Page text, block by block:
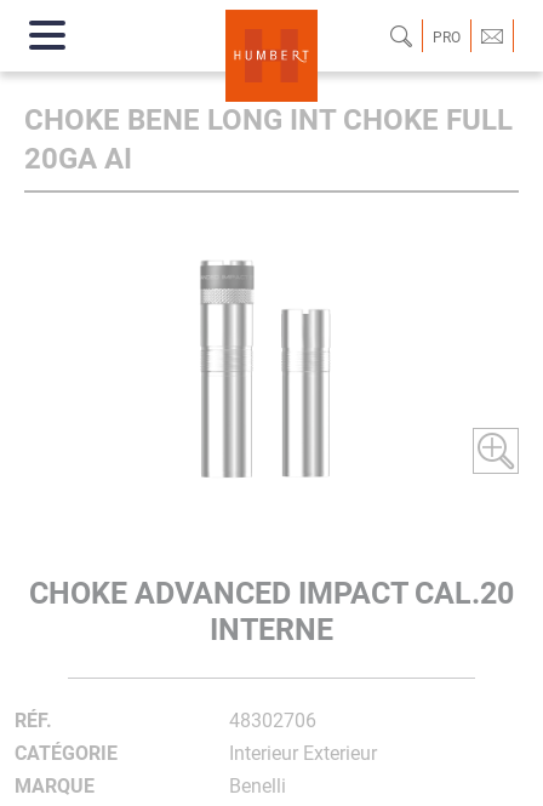
PRO
CHOKE BENE LONG INT CHOKE FULL
20GA AI
CHOKE ADVANCED IMPACT CAL.20
INTERNE
RÉF.
48302706
CATÉGORIE
Interieur Exterieur
MARQUE
Benelli